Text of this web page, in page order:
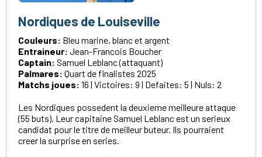
Nordiques de Louiseville
Couleurs: Bleu marine, blanc et argent
Entraineur: Jean-Francois Boucher
Captain: Samuel Leblanc (attaquant)
Palmares: Quart de finalistes 2025
Matchs joues: 16 | Victoires: 9 | Defaites: 5 | Nuls: 2
Les Nordiques possedent la deuxieme meilleure attaque
(55 buts). Leur capitaine Samuel Leblanc est un serieux
candidat pour le titre de meilleur buteur. Ils pourraient
creer la surprise en series.